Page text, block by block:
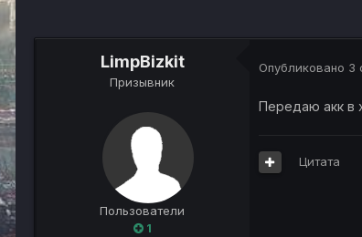
LimpBizkit
Призывник
Пользователи
1
Опубликовано 3
Передаю акк в
Цитата